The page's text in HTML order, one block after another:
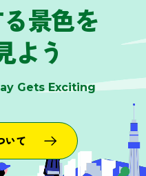
景色を
よう
Gets Exciting
いて